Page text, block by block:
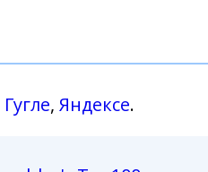
Гугле, Яндексе.